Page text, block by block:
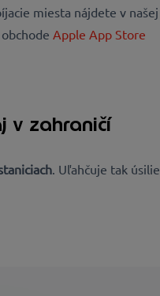
miesta nájdete v našej
Apple App Store
v zahraničí
. Uľahčuje tak úsilie